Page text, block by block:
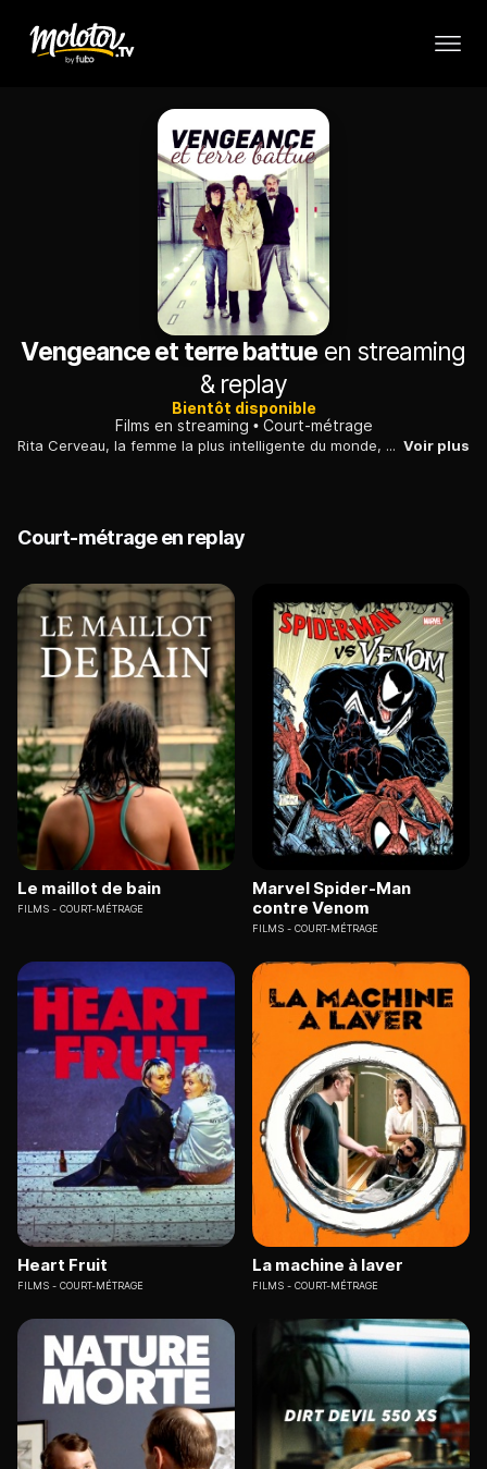
Vengeance et terre battue en streaming
& replay
Bientôt disponible
Films en streaming
Court-métrage
Rita Cerveau, la femme la plus intelligente du monde, est dépressive. Pour lutter contre son spleen, rien de tel qu'un massage du crâne par un inconnu. Voir plus
Court-métrage en replay
Le maillot de bain
FILMS COURT-MÉTRAGE
Marvel Spider-Man
contre Venom
FILMS COURT-MÉTRAGE
Heart Fruit
FILMS COURT-MÉTRAGE
La machine à laver
FILMS COURT-MÉTRAGE